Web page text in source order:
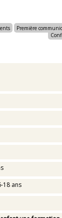
18 ans
Première